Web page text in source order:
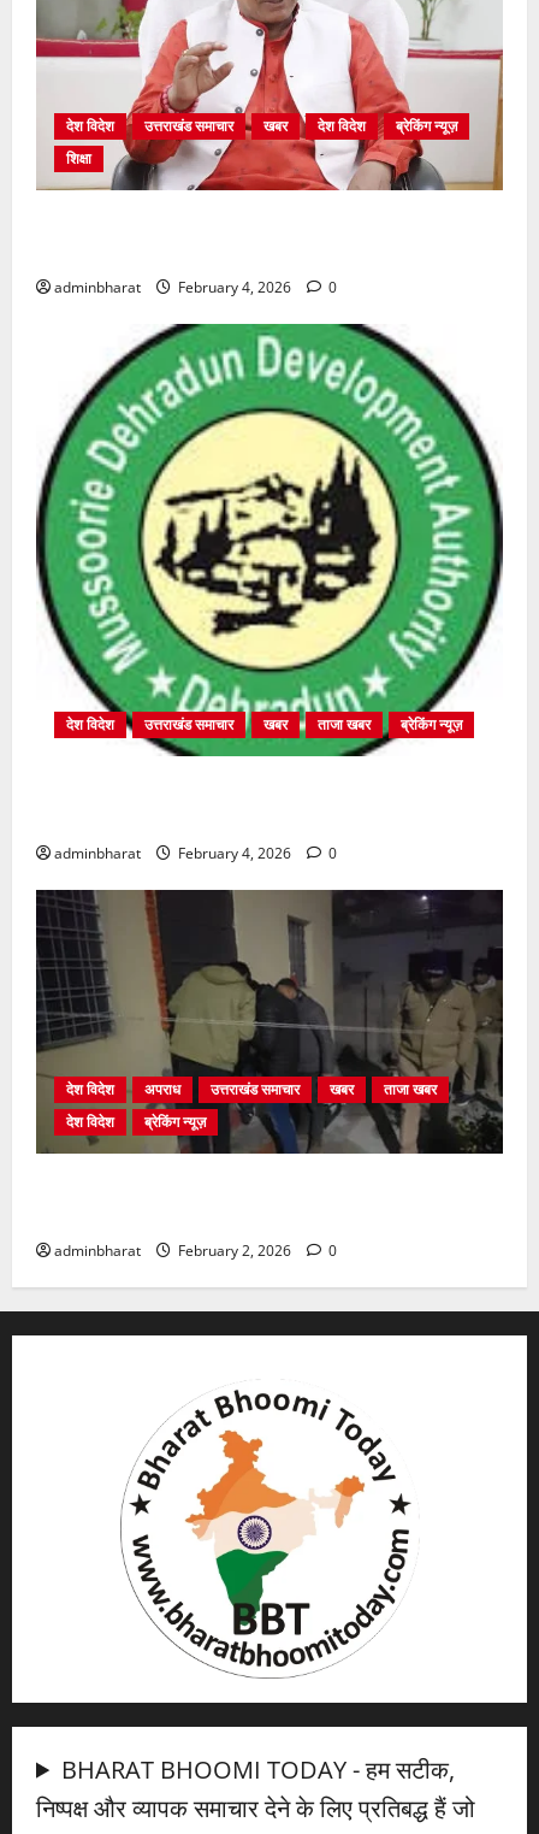
देश विदेश उत्तराखंड समाचार खबर देश विदेश
ब्रेकिंग न्यूज़
शिक्षा
adminbharat February 4, 2026 0
देश विदेश उत्तराखंड समाचार खबर ताजा खबर ब्रेकिंग न्यूज़
adminbharat February 4, 2026 0
देश विदेश अपराध उत्तराखंड समाचार खबर
ताजा खबर
देश विदेश
ब्रेकिंग न्यूज़
adminbharat February 2, 2026 0
BHARAT BHOOMI TODAY - हम सटीक,
निष्पक्ष और व्यापक समाचार देने के लिए प्रतिबद्ध हैं जो